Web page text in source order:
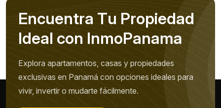
Encuentra Tu Propiedad
Ideal con InmoPanama
Explora apartamentos, casas y propiedades
exclusivas en Panamá con opciones ideales para
vivir, invertir o mudarte fácilmente.